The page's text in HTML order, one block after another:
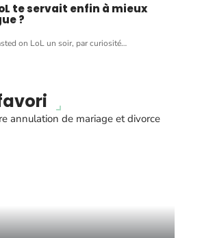
te servait enfin à mieux
?
on LoL un soir, par curiosité…